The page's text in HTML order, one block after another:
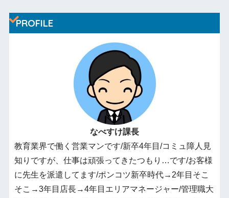
PROFILE
なべすけ課長
教育業界で働く営業マンです/新卒4年目/コミュ障人見
知りですが、仕事は頑張ってきたつもり…です/お客様
に先生を派遣してます/ポンコツ新卒時代→2年目そこ
そこ→3年目店長→4年目エリアマネージャー/管理職大